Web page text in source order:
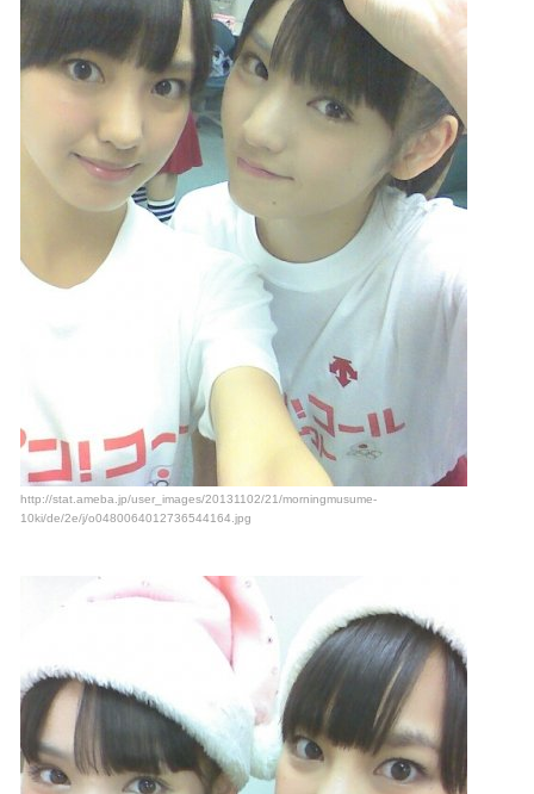
http://stat.ameba.jp/user_images/20131102/21/morningmusume-
10ki/de/2e/j/o0480064012736544164.jpg